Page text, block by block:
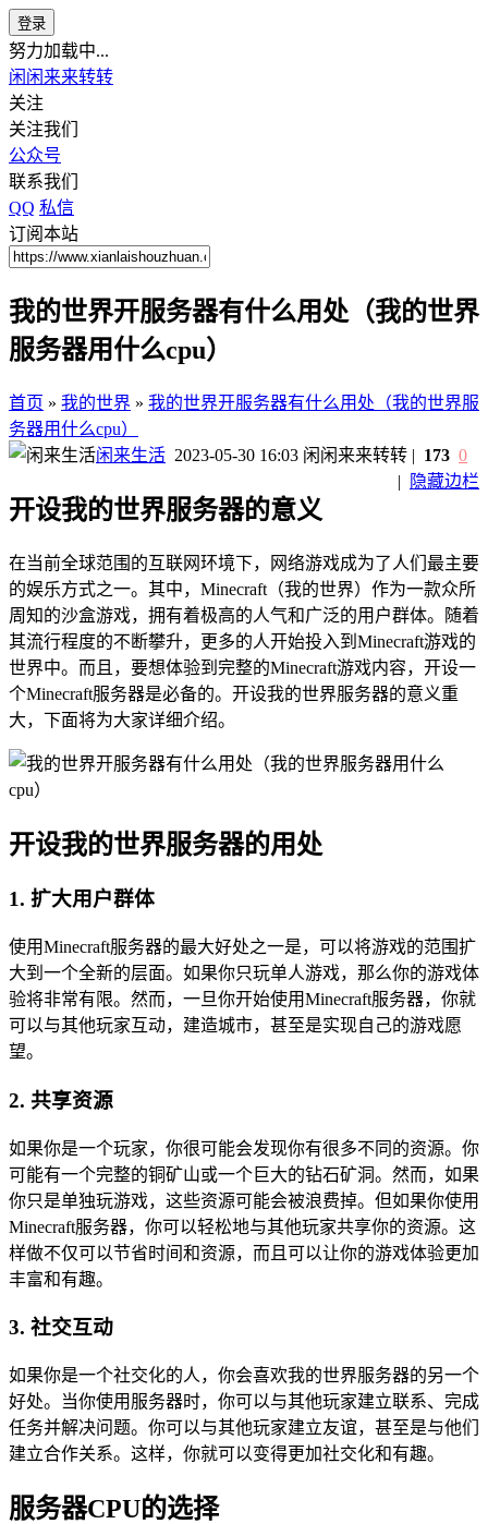
登录
努力加载中...
闲闲来来转转
关注
关注我们
公众号
联系我们
QQ 私信
订阅本站
我的世界开服务器有什么用处（我的世界
服务器用什么cpu）
首页 » 我的世界 » 我的世界开服务器有什么用处（我的世界服
务器用什么cpu）
闲来生活 2023-05-30 16:03 闲闲来来转转
|
隐藏边栏
| 173 0
开设我的世界服务器的意义
在当前全球范围的互联网环境下，网络游戏成为了人们最主要
的娱乐方式之一。其中，Minecraft（我的世界）作为一款众所
周知的沙盒游戏，拥有着极高的人气和广泛的用户群体。随着
其流行程度的不断攀升，更多的人开始投入到Minecraft游戏的
世界中。而且，要想体验到完整的Minecraft游戏内容，开设一
个Minecraft服务器是必备的。开设我的世界服务器的意义重
大，下面将为大家详细介绍。
开设我的世界服务器的用处
1. 扩大用户群体
使用Minecraft服务器的最大好处之一是，可以将游戏的范围扩
大到一个全新的层面。如果你只玩单人游戏，那么你的游戏体
验将非常有限。然而，一旦你开始使用Minecraft服务器，你就
可以与其他玩家互动，建造城市，甚至是实现自己的游戏愿
望。
2. 共享资源
如果你是一个玩家，你很可能会发现你有很多不同的资源。你
可能有一个完整的铜矿山或一个巨大的钻石矿洞。然而，如果
你只是单独玩游戏，这些资源可能会被浪费掉。但如果你使用
Minecraft服务器，你可以轻松地与其他玩家共享你的资源。这
样做不仅可以节省时间和资源，而且可以让你的游戏体验更加
丰富和有趣。
3. 社交互动
如果你是一个社交化的人，你会喜欢我的世界服务器的另一个
好处。当你使用服务器时，你可以与其他玩家建立联系、完成
任务并解决问题。你可以与其他玩家建立友谊，甚至是与他们
建立合作关系。这样，你就可以变得更加社交化和有趣。
服务器CPU的选择